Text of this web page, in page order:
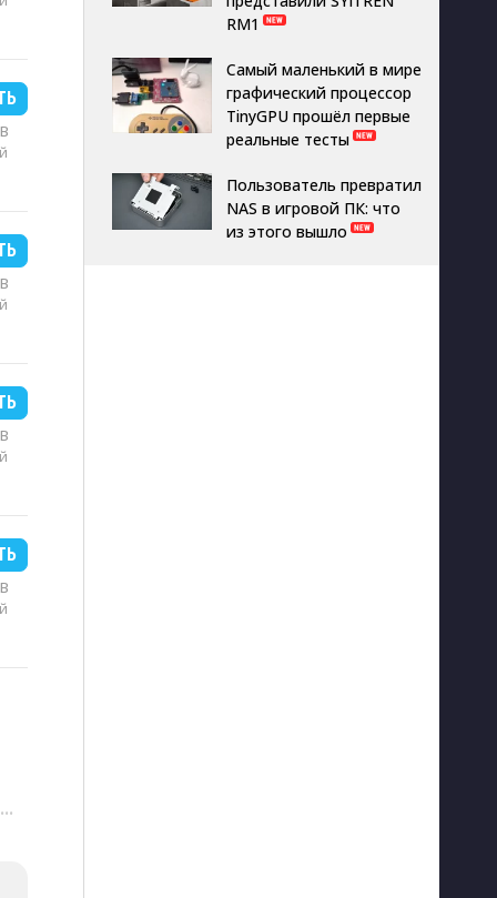
···
RM1
Самый маленький в мире
графический процессор
TinyGPU прошёл первые
реальные тесты
Пользователь превратил
NAS в игровой ПК: что
из этого вышло